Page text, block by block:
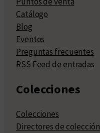
Catálogo
Blog
Eventos
Preguntas frecuentes
RSS Feed de entradas
Colecciones
Colecciones
Directores de colección